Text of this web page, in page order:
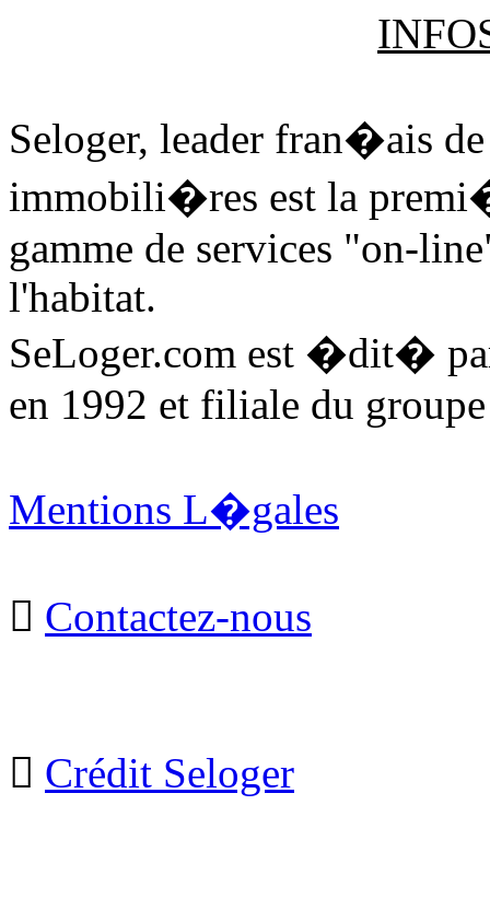
Seloger, leader fran�ais
immobili�res est la
gamme de services "on-
l'habitat.
SeLoger.com est �dit�
en 1992 et filiale du
Mentions L�gales
 Contactez-nous
 Crédit Seloger